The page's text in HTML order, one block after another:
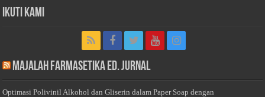
Ikuti Kami
Majalah Farmasetika Ed. Jurnal
Optimasi Polivinil Alkohol dan Gliserin dalam Paper Soap dengan